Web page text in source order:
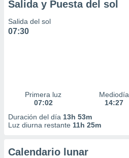
Salida y Puesta del sol
Salida del sol
07:30
Primera luz
07:02
Mediodía
14:27
Duración del día 13h 53m
Luz diurna restante 11h 25m
Calendario lunar